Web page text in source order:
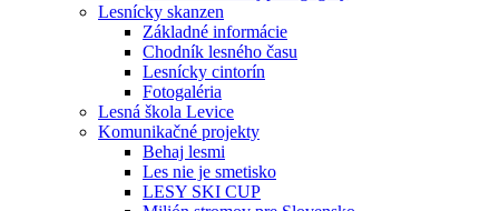
Lesnícky skanzen
Základné informácie
Chodník lesného času
Lesnícky cintorín
Fotogaléria
Lesná škola Levice
Komunikačné projekty
Behaj lesmi
Les nie je smetisko
LESY SKI CUP